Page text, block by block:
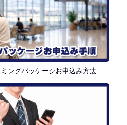
ングパッケージお申込み方法